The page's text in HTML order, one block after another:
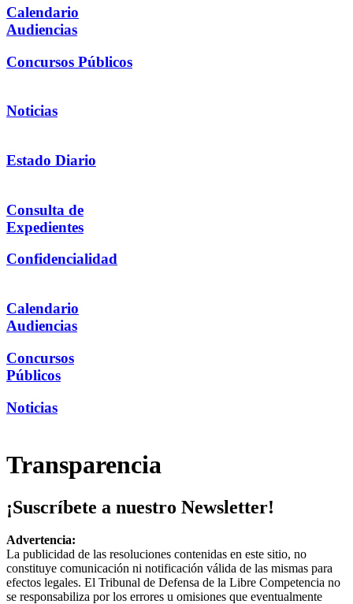
Calendario
Audiencias
Concursos Públicos
Noticias
Estado Diario
Consulta de
Expedientes
Confidencialidad
Calendario
Audiencias
Concursos
Públicos
Noticias
Transparencia
¡Suscríbete a nuestro Newsletter!
Advertencia:
La publicidad de las resoluciones contenidas en este sitio, no
constituye comunicación ni notificación válida de las mismas para
efectos legales. El Tribunal de Defensa de la Libre Competencia no
se responsabiliza por los errores u omisiones que eventualmente